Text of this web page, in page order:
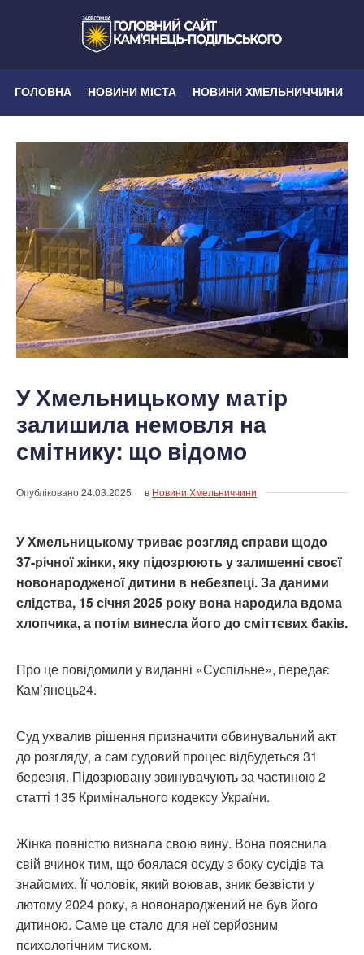
ГОЛОВНА НОВИНИ МІСТА НОВИНИ ХМЕЛЬНИЧЧИНИ
У Хмельницькому матір
залишила немовля на
смітнику: що відомо
Опубліковано24.03.2025 в Новини Хмельниччини
У Хмельницькому триває розгляд справи щодо
37-річної жінки, яку підозрюють у залишенні своєї
новонародженої дитини в небезпеці. За даними
слідства, 15 січня 2025 року вона народила вдома
хлопчика, а потім винесла його до сміттєвих баків.
Про це повідомили у виданні «Суспільне», передає
Кам’янець24.
Суд ухвалив рішення призначити обвинувальний акт
до розгляду, а сам судовий процес відбудеться 31
березня. Підозрювану звинувачують за частиною 2
статті 135 Кримінального кодексу України.
Жінка повністю визнала свою вину. Вона пояснила
свій вчинок тим, що боялася осуду з боку сусідів та
знайомих. Її чоловік, який воював, зник безвісти у
лютому 2024 року, а новонароджений не був його
дитиною. Саме це стало для неї серйозним
психологічним тиском.